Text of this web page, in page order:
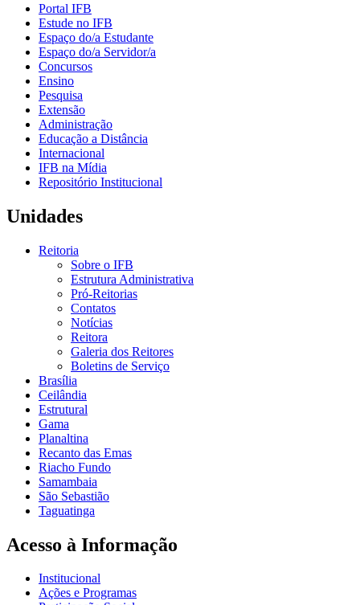
Portal IFB
Estude no IFB
Espaço do/a Estudante
Espaço do/a Servidor/a
Concursos
Ensino
Pesquisa
Extensão
Administração
Educação a Distância
Internacional
IFB na Mídia
Repositório Institucional
Unidades
Reitoria
Sobre o IFB
Estrutura Administrativa
Pró-Reitorias
Contatos
Notícias
Reitora
Galeria dos Reitores
Boletins de Serviço
Brasília
Ceilândia
Estrutural
Gama
Planaltina
Recanto das Emas
Riacho Fundo
Samambaia
São Sebastião
Taguatinga
Acesso à Informação
Institucional
Ações e Programas